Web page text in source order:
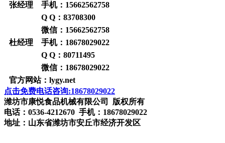
张经理 手机： 15662562758
Q Q： 83708300
微信： 15662562758
杜经理 手机： 18678029022
Q Q： 80711495
微信： 18678029022
官方网站： lygy.net
点击免费电话咨询:18678029022
潍坊市康悦食品机械有限公司 版权所有
电话：0536-4212670 手机：18678029022
地址：山东省潍坊市安丘市经济开发区